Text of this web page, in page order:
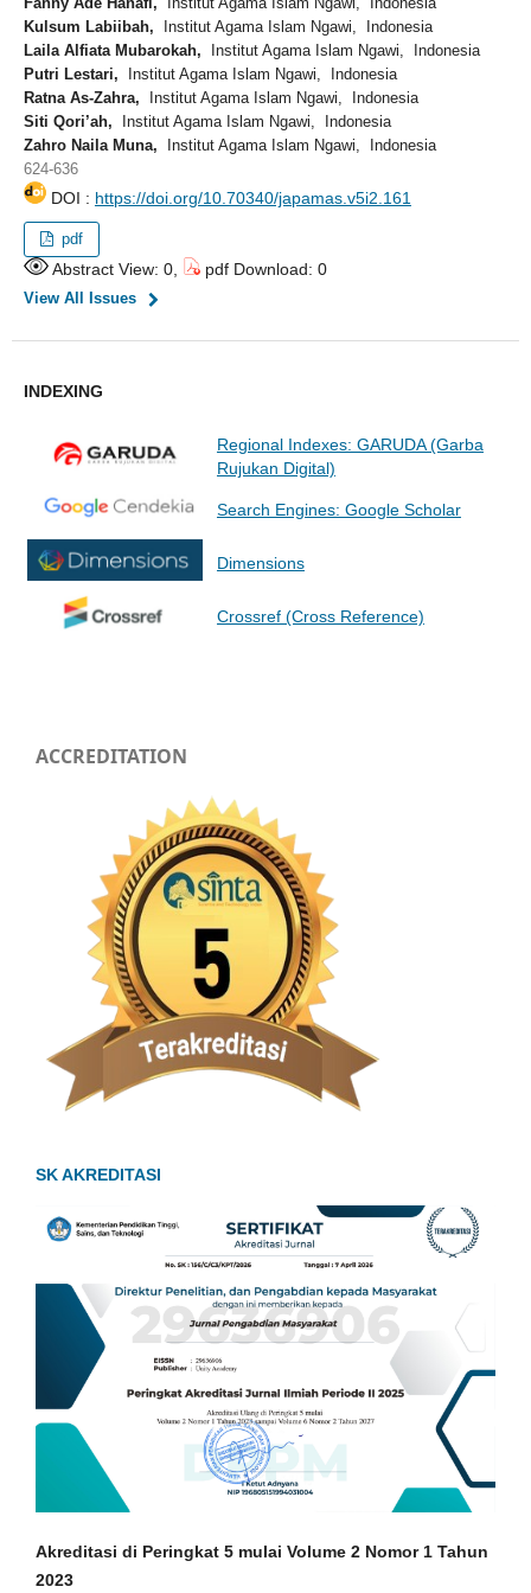
Kulsum Labiibah, Institut Agama Islam Ngawi, Indonesia
Laila Alfiata Mubarokah, Institut Agama Islam Ngawi, Indonesia
Putri Lestari, Institut Agama Islam Ngawi, Indonesia
Ratna As-Zahra, Institut Agama Islam Ngawi, Indonesia
Siti Qori’ah, Institut Agama Islam Ngawi, Indonesia
Zahro Naila Muna, Institut Agama Islam Ngawi, Indonesia
624-636
DOI : https://doi.org/10.70340/japamas.v5i2.161
pdf
Abstract View: 0, pdf Download: 0
View All Issues
INDEXING
Regional Indexes: GARUDA (Garba
Rujukan Digital)
Search Engines: Google Scholar
Dimensions
Crossref (Cross Reference)
ACCREDITATION
SK AKREDITASI
Akreditasi di Peringkat 5 mulai Volume 2 Nomor 1 Tahun
2023